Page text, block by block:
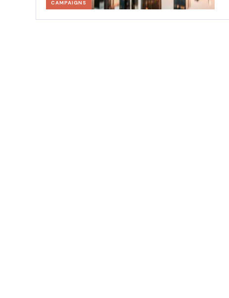
CAMPAIGNS